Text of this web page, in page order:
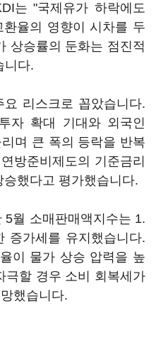
는 "국제유가 하락에도
율의 영향이 시차를 두
상승률의 둔화는 점진적
니다.
리스크로 꼽았습니다.
자 확대 기대와 외국인
며 큰 폭의 등락을 반복
방준비제도의 기준금리
했다고 평가했습니다.
월 소매판매액지수는 1.
증가세를 유지했습니다.
이 물가 상승 압력을 높
극할 경우 소비 회복세가
했습니다.